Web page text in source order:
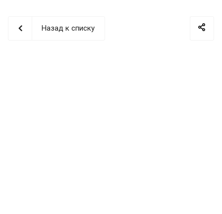
Назад к списку